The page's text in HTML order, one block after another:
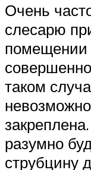
Очень
слесарю
помещении
таком
разумно
струбцину